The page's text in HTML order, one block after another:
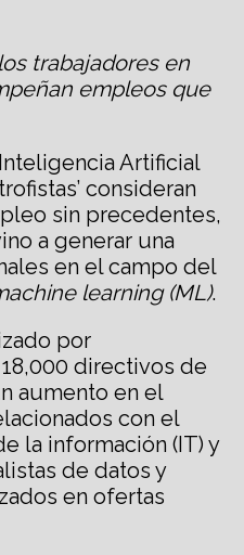
trabajadores en
empleos que
Artificial
consideran
sin precedentes,
a generar una
en el campo del
learning (ML).
por
directivos de
aumento en el
con el
la información (IT) y
de datos y
en ofertas